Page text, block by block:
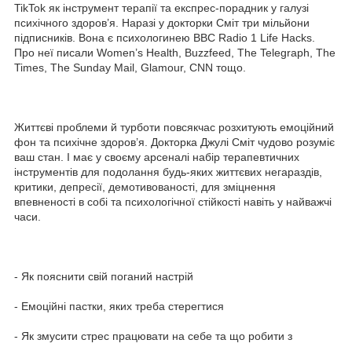
TikTok як інструмент терапії та експрес-порадник у галузі
психічного здоров’я. Наразі у докторки Сміт три мільйони
підписників. Вона є психологинею BBC Radio 1 Life Hacks.
Про неї писали Women’s Health, Buzzfeed, The Telegraph, The
Times, The Sunday Mail, Glamour, CNN тощо.
Життєві проблеми й турботи повсякчас розхитують емоційний
фон та психічне здоров’я. Докторка Джулі Сміт чудово розуміє
ваш стан. І має у своєму арсеналі набір терапевтичних
інструментів для подолання будь-яких життєвих негараздів,
критики, депресії, демотивованості, для зміцнення
впевненості в собі та психологічної стійкості навіть у найважчі
часи.
- Як пояснити свій поганий настрій
- Емоційні пастки, яких треба стерегтися
- Як змусити стрес працювати на себе та що робити з